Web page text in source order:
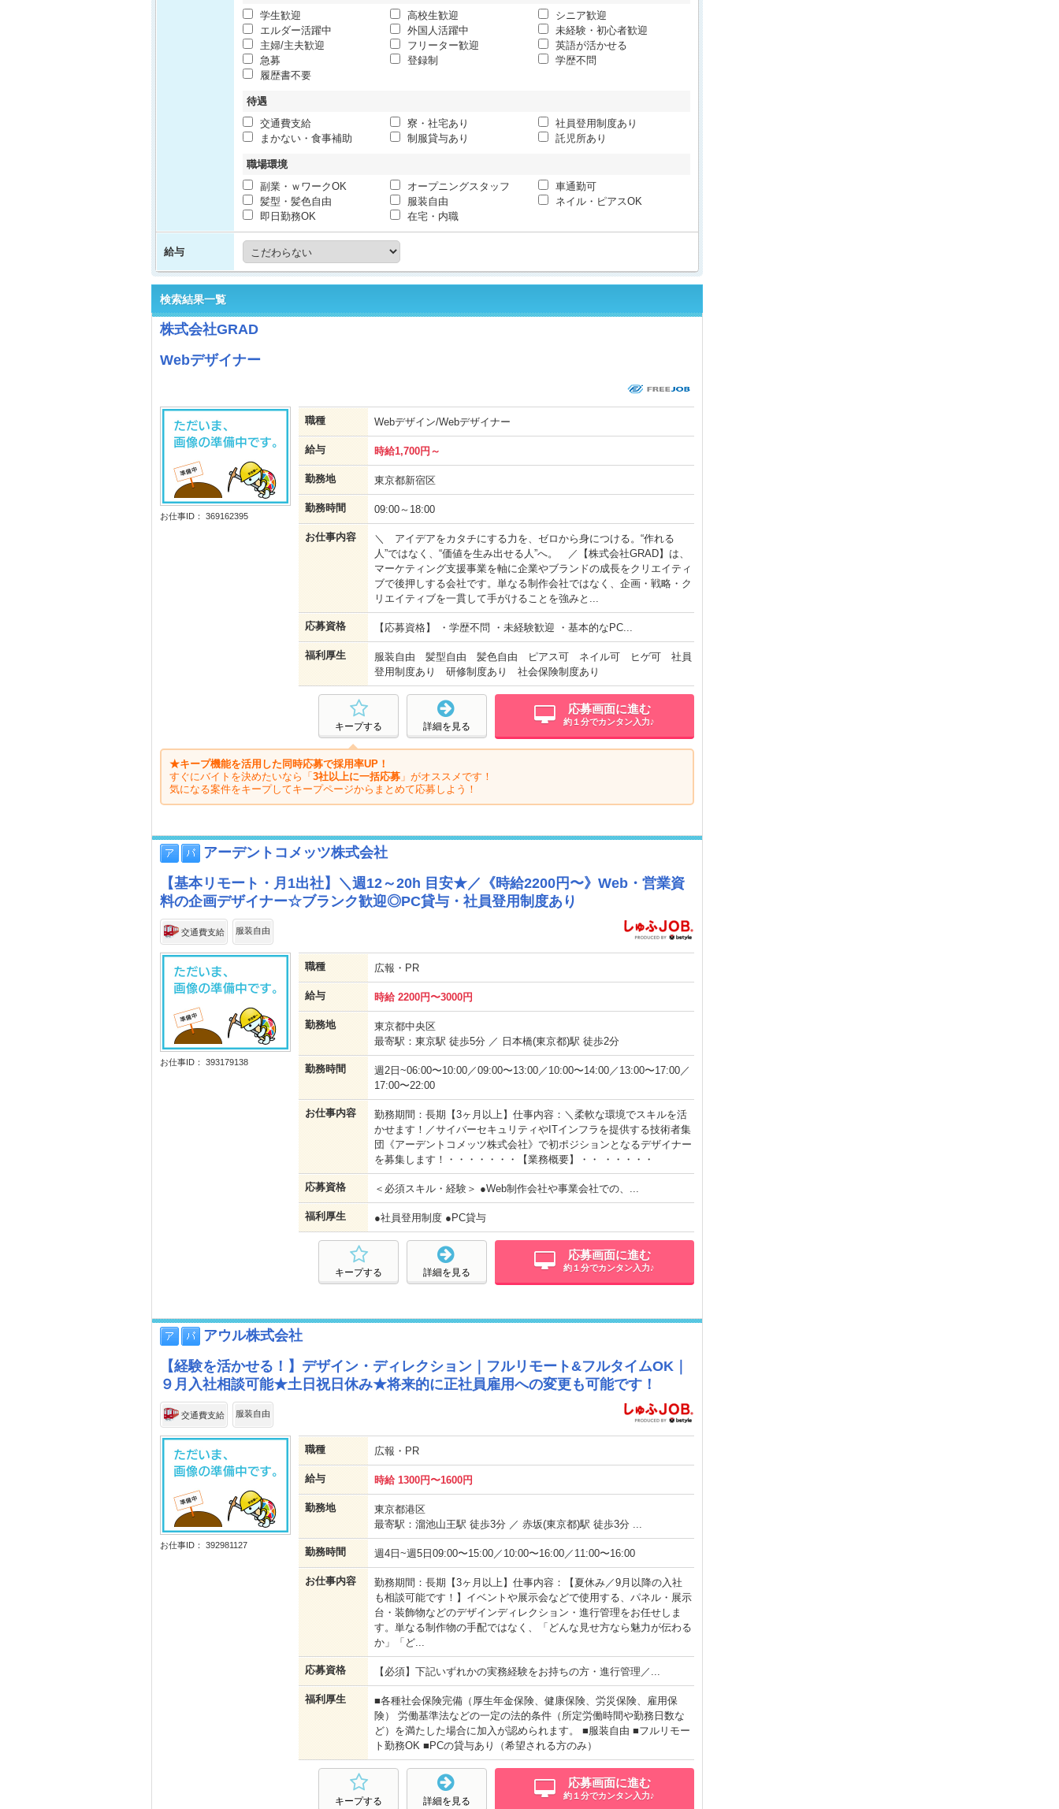
学生歓迎
高校生歓迎
シニア歓迎
エルダー活躍中
外国人活躍中
未経験・初心者歓迎
主婦/主夫歓迎
フリーター歓迎
英語が活かせる
急募
登録制
学歴不問
履歴書不要
待遇
交通費支給
寮・社宅あり
社員登用制度あり
まかない・食事補助
制服貸与あり 託児所あり
職場環境
副業・ｗワークOK
オープニングスタッフ
車通勤可
髪型・髪色自由
服装自由
ネイル・ピアスOK
即日勤務OK
在宅・内職
給与
検索結果一覧
株式会社GRAD
Webデザイナー
お仕事ID： 369162395
職種 Webデザイン/Webデザイナー
給与 時給1,700円～
勤務地 東京都新宿区
勤務時間 09:00～18:00
お仕事内容
＼ アイデアをカタチにする力を、ゼロから身につける。“作れる
人”ではなく、“価値を生み出せる人”へ。 ／【株式会社GRAD】は、
マーケティング支援事業を軸に企業やブランドの成長をクリエイティ
ブで後押しする会社です。単なる制作会社ではなく、企画・戦略・ク
リエイティブを一貫して手がけることを強みと...
応募資格 【応募資格】 ・学歴不問 ・未経験歓迎 ・基本的なPC...
福利厚生
服装自由 髪型自由 髪色自由 ピアス可 ネイル可 ヒゲ可 社員
登用制度あり 研修制度あり 社会保険制度あり
応募画面に進む
約１分でカンタン入力♪
詳細を見る
キープする
★キープ機能を活用した同時応募で採用率UP！
すぐにバイトを決めたいなら「 3社以上に一括応募 」がオススメです！
気になる案件をキープしてキープページからまとめて応募しよう！
アーデントコメッツ株式会社
【基本リモート・月1出社】＼週12～20h 目安★／《時給2200円〜》Web・営業資
料の企画デザイナー☆ブランク歓迎◎PC貸与・社員登用制度あり
交通費支給 服装自由
お仕事ID： 393179138
職種 広報・PR
給与 時給 2200円〜3000円
勤務地
東京都中央区
最寄駅：東京駅 徒歩5分 ／ 日本橋(東京都)駅 徒歩2分
勤務時間
週2日~06:00〜10:00／09:00〜13:00／10:00〜14:00／13:00〜17:00／
17:00〜22:00
お仕事内容
勤務期間：長期【3ヶ月以上】仕事内容：＼柔軟な環境でスキルを活
かせます！／サイバーセキュリティやITインフラを提供する技術者集
団《アーデントコメッツ株式会社》で初ポジションとなるデザイナー
を募集します！・・・・・・・【業務概要】・・ ・・・・・
応募資格 ＜必須スキル・経験＞ ●Web制作会社や事業会社での、...
福利厚生 ●社員登用制度 ●PC貸与
応募画面に進む
約１分でカンタン入力♪
詳細を見る
キープする
アウル株式会社
【経験を活かせる！】デザイン・ディレクション｜フルリモート&フルタイムOK｜
９月入社相談可能★土日祝日休み★将来的に正社員雇用への変更も可能です！
交通費支給 服装自由
お仕事ID： 392981127
職種 広報・PR
給与 時給 1300円〜1600円
勤務地
東京都港区
最寄駅：溜池山王駅 徒歩3分 ／ 赤坂(東京都)駅 徒歩3分 ...
勤務時間 週4日~週5日09:00〜15:00／10:00〜16:00／11:00〜16:00
お仕事内容
勤務期間：長期【3ヶ月以上】仕事内容：【夏休み／9月以降の入社
も相談可能です！】イベントや展示会などで使用する、パネル・展示
台・装飾物などのデザインディレクション・進行管理をお任せしま
す。単なる制作物の手配ではなく、「どんな見せ方なら魅力が伝わる
か」「ど...
応募資格 【必須】下記いずれかの実務経験をお持ちの方・進行管理／...
福利厚生
■各種社会保険完備（厚生年金保険、健康保険、労災保険、雇用保
険） 労働基準法などの一定の法的条件（所定労働時間や勤務日数な
ど）を満たした場合に加入が認められます。 ■服装自由 ■フルリモー
ト勤務OK ■PCの貸与あり（希望される方のみ）
応募画面に進む
約１分でカンタン入力♪
詳細を見る
キープする